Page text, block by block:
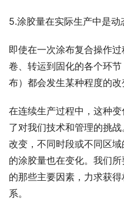
5.涂胶量在实际生产中是动
即使在一次涂布复合操作
卷、转运到固化的各个环
布）都会发生某种程度的改
在连续生产过程中，这种
了对我们技术和管理的挑
改变，不同时段或不同区
的涂胶量也在变化。我们
的那些主要因素，力求获
系。